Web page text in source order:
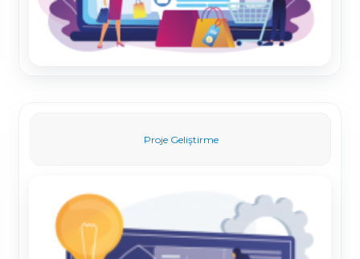
Proje Geliştirme